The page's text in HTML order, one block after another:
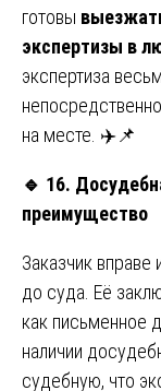
готовы
экспертизы в
экспертиза
на месте. ✈️📌
🔹 16.
преимущество
Заказчик вправе
до суда. Её
как письменное
наличии
судебную, что